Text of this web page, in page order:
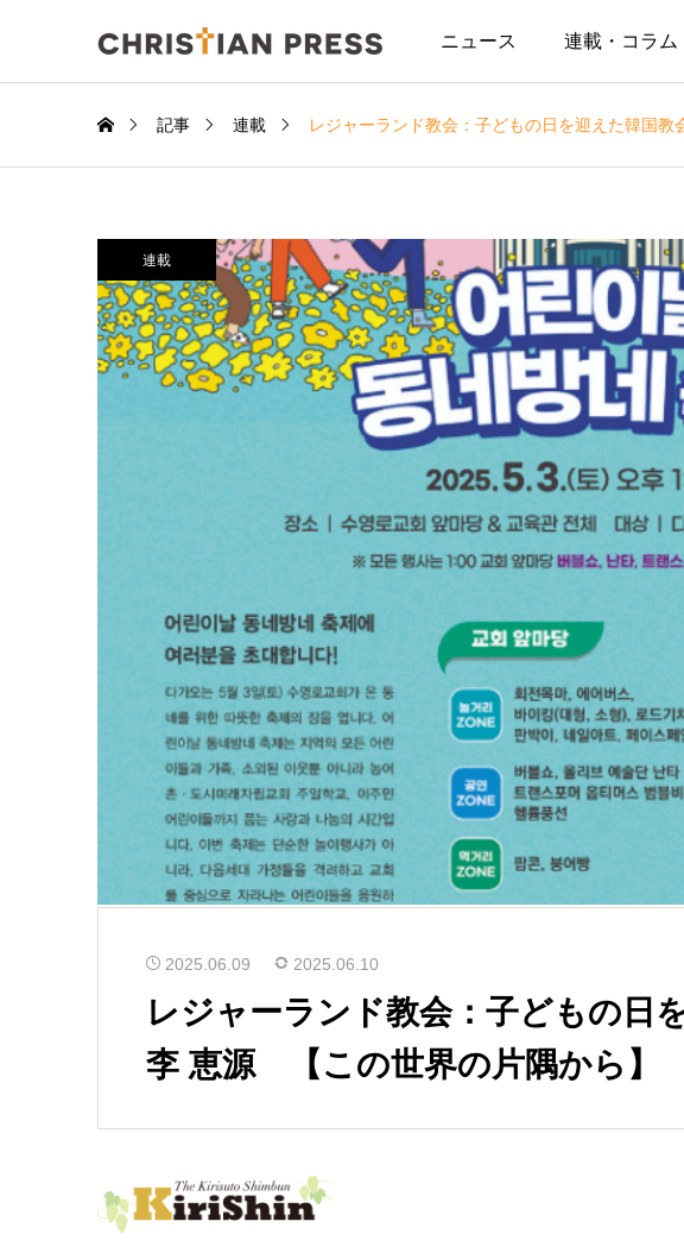
ニュース 連載・コラム
記事 連載 レジャーランド教会：子どもの日を迎えた韓国
連載
2025.06.09 2025.06.10
レジャーランド教会：子どもの日
李 恵源 【この世界の片隅から】